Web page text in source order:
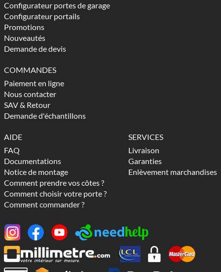
Configurateur portes de garage
Configurateur portails
Promotions
Nouveautés
Demande de devis
COMMANDES
Paiement en ligne
Nous contacter
SAV & Retour
Demande d'échantillons
AIDE
FAQ
Documentations
Notice de montage
Comment prendre vos côtes ?
Comment choisir votre porte ?
Comment commander ?
SERVICES
Livraison
Garanties
Enlèvement marchandises